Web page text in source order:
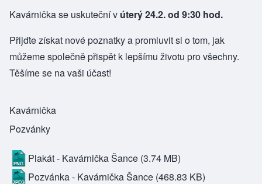
Kavárnička se uskuteční v úterý 24.2. od 9:30 hod.
Přijďte získat nové poznatky a promluvit si o tom, jak
můžeme společně přispět k lepšímu životu pro všechny.
Těšíme se na vaši účast!
Kavárnička
Pozvánky
Plakát - Kavárnička Šance (3.74 MB)
Pozvánka - Kavárnička Šance (468.83 KB)